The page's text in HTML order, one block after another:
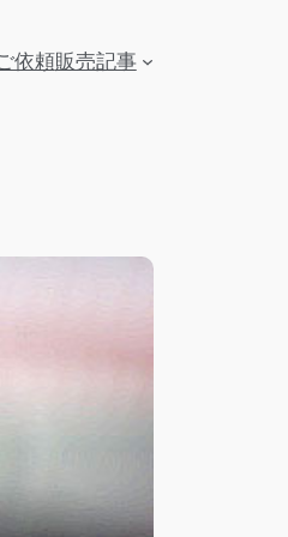
依頼販売記事